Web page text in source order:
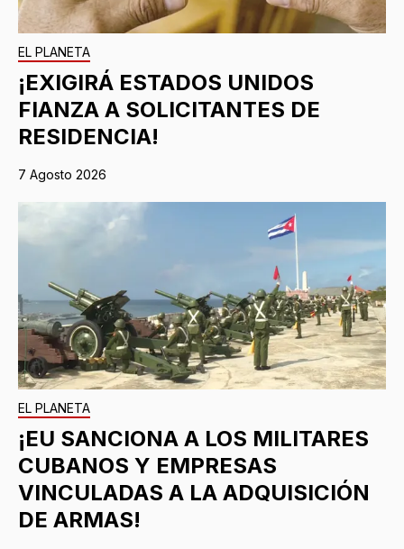
EL PLANETA
¡EXIGIRÁ ESTADOS UNIDOS
FIANZA A SOLICITANTES DE
RESIDENCIA!
7 Agosto 2026
EL PLANETA
¡EU SANCIONA A LOS MILITARES
CUBANOS Y EMPRESAS
VINCULADAS A LA ADQUISICIÓN
DE ARMAS!